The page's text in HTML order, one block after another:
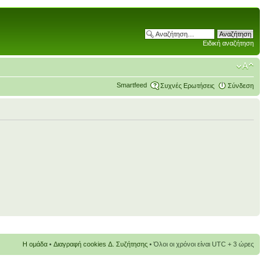
Ειδική αναζήτηση
Smartfeed Συχνές Ερωτήσεις Σύνδεση
Η ομάδα • Διαγραφή cookies Δ. Συζήτησης • Όλοι οι χρόνοι είναι UTC + 3 ώρες